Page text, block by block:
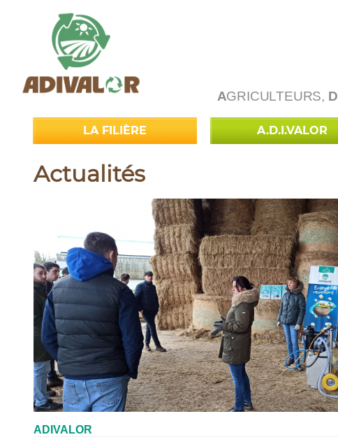
AGRICULTEURS, D
LA FILIÈRE A.D.I.VALOR
Actualités
ADIVALOR